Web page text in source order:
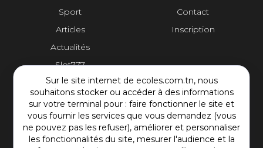
Sur le site internet de ecoles.com.tn, nous
souhaitons stocker ou accéder à des informations
sur votre terminal pour : faire fonctionner le site et
vous fournir les services que vous demandez (vous
ne pouvez pas les refuser), améliorer et personnaliser
les fonctionnalités du site, mesurer l'audience et la
Sport
Articles
Actualités
Slot777
Contact
Inscription
Contact Plateforme
Rue Mohamed Shim, Rbat Monastir 5000 Tunisie
+216 97 50 60 54